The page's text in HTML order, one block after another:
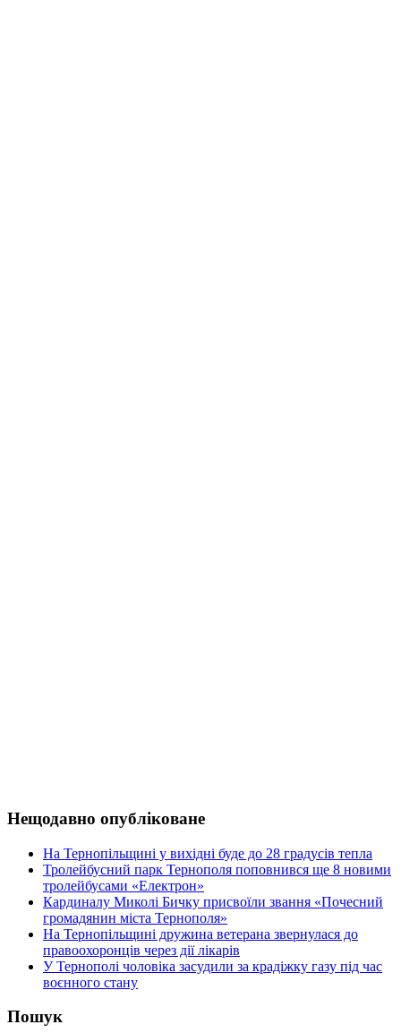
Нещодавно опубліковане
На Тернопільщині у вихідні буде до 28 градусів тепла
Тролейбусний парк Тернополя поповнився ще 8 новими
тролейбусами «Електрон»
Кардиналу Миколі Бичку присвоїли звання «Почесний
громадянин міста Тернополя»
На Тернопільщині дружина ветерана звернулася до
правоохоронців через дії лікарів
У Тернополі чоловіка засудили за крадіжку газу під час
воєнного стану
Пошук